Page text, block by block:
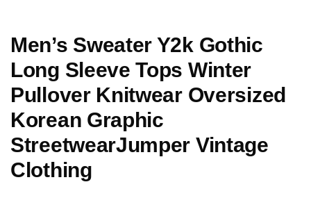
Men’s Sweater Y2k Gothic
Long Sleeve Tops Winter
Pullover Knitwear Oversized
Korean Graphic
StreetwearJumper Vintage
Clothing